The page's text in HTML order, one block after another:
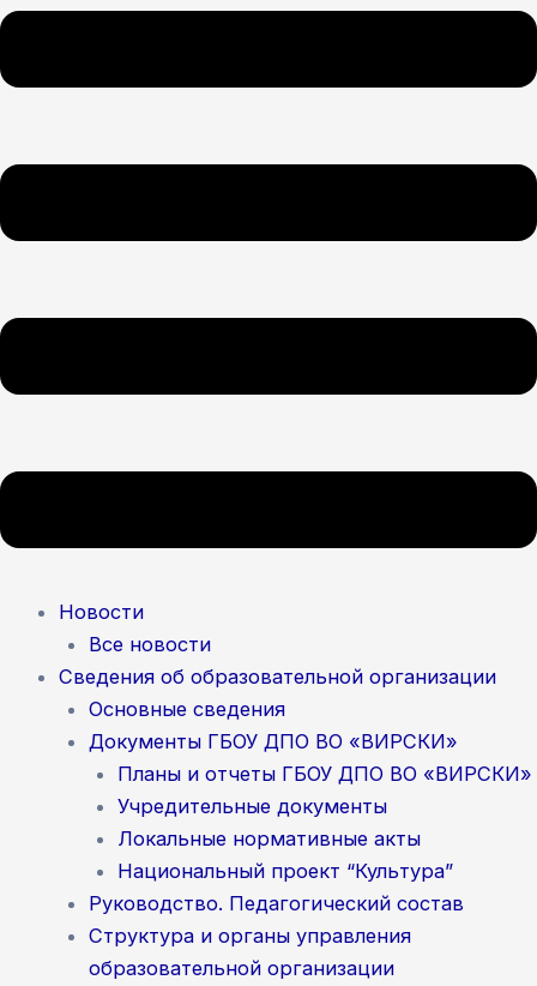
Новости
Все новости
Сведения об образовательной организации
Основные сведения
Документы ГБОУ ДПО ВО «ВИРСКИ»
Планы и отчеты ГБОУ ДПО ВО «ВИРСКИ»
Учредительные документы
Локальные нормативные акты
Национальный проект “Культура”
Руководство. Педагогический состав
Структура и органы управления
образовательной организации